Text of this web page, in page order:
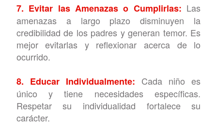
7. Evitar las Amenazas o Cumplirlas: Las
amenazas a largo plazo disminuyen la
credibilidad de los padres y generan temor. Es
mejor evitarlas y reflexionar acerca de lo
ocurrido.
8. Educar Individualmente: Cada niño es
único y tiene necesidades específicas.
Respetar su individualidad fortalece su
carácter.